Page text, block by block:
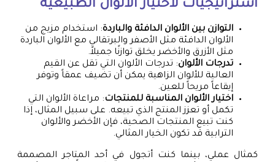
استراتيجيات لاختيار الألوان الطبيعية
التوازن بين الألوان الدافئة والباردة: استخدام مزيج من
الألوان الدافئة مثل الأصفر والبرتقالي مع الألوان الباردة
مثل الأزرق والأخضر يخلق توازنًا جميلاً.
تدرجات الألوان: تدرجات الألوان التي تقل عن القيم
العالية للألوان الزاهية يمكن أن تضيف عمقاً وتوفر
إيقاعاً مريحاً للعين.
اختيار الألوان المناسبة للمنتجات: مراعاة الألوان التي
تكمل أو تعزز المنتج الذي تبيعه. على سبيل المثال، إذا
كنت تبيع المنتجات الصحية، فإن الأخضر والألوان
الترابية قد تكون الخيار المثالي.
كمثال عملي، بينما كنت أتجول في أحد المتاجر المصممة